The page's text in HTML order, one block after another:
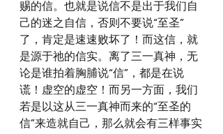
赐的信。也就是说信不是出于我们自
己的迷之自信，否则不要说“至圣”
了，肯定是速速败坏了！而这信，就
是源于祂的信实。离了三一真神，无
论是谁拍着胸脯说“信”，都是在说
谎！虚空的虚空！而另一方面，我们
若是以这从三一真神而来的“至圣的
信”来造就自己，那么就会有三样事实